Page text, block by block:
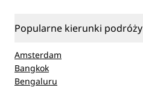
Popularne kierunki podróży
Amsterdam
Bangkok
Bengaluru